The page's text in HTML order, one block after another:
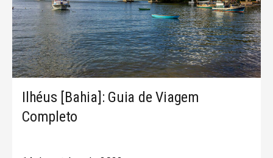
Ilhéus [Bahia]: Guia de Viagem
Completo